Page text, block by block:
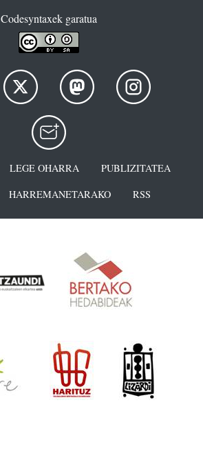
Codesyntaxek garatua
LEGE OHARRA
PUBLIZITATEA
HARREMANETARAKO RSS